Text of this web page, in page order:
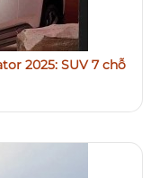
2025: SUV 7 chỗ